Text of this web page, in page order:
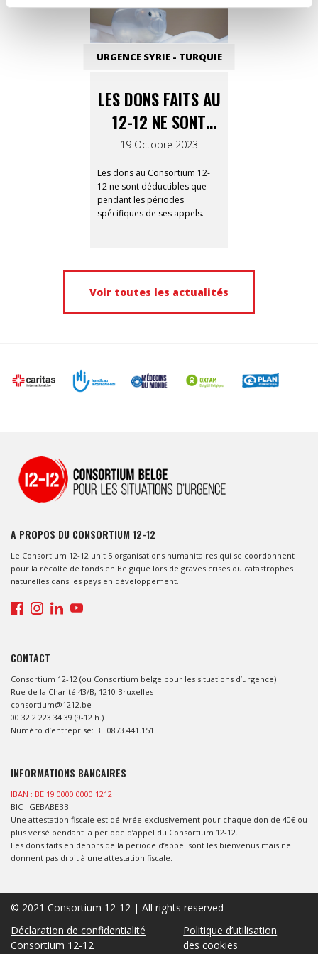
LES DONS FAITS AU
12-12 NE SONT
PLUS FISCALEMENT
DÉDUCTIBLES
DEPUIS LE 1ER
AOÛT
19 Octobre 2023
Les dons au Consortium 12-
12 ne sont déductibles que
pendant les périodes
spécifiques de ses appels.
URGENCE SYRIE - TURQUIE
Voir toutes les actualités
A PROPOS DU CONSORTIUM 12-12
Le Consortium 12-12 unit 5 organisations humanitaires qui se coordonnent
pour la récolte de fonds en Belgique lors de graves crises ou catastrophes
naturelles dans les pays en développement.
CONTACT
Consortium 12-12 (ou Consortium belge pour les situations d’urgence)
Rue de la Charité 43/B, 1210 Bruxelles
consortium@1212.be
00 32 2 223 34 39 (9-12 h.)
Numéro d’entreprise: BE 0873.441.151
INFORMATIONS BANCAIRES
IBAN : BE 19 0000 0000 1212
BIC : GEBABEBB
Une attestation fiscale est délivrée exclusivement pour chaque don de 40€ ou
plus versé pendant la période d’appel du Consortium 12-12.
Les dons faits en dehors de la période d’appel sont les bienvenus mais ne
donnent pas droit à une attestation fiscale.
© 2021 Consortium 12-12 | All rights reserved
Déclaration de confidentialité
Consortium 12-12
Politique d’utilisation
des cookies